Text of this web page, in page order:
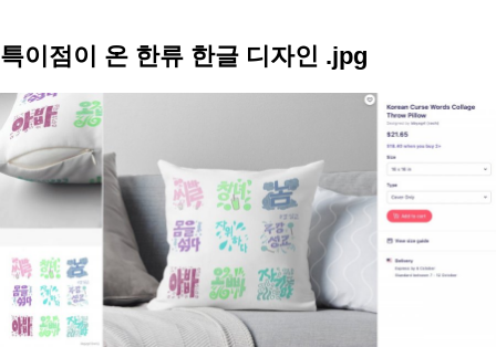
특이점이 온 한류 한글 디자인 .jpg